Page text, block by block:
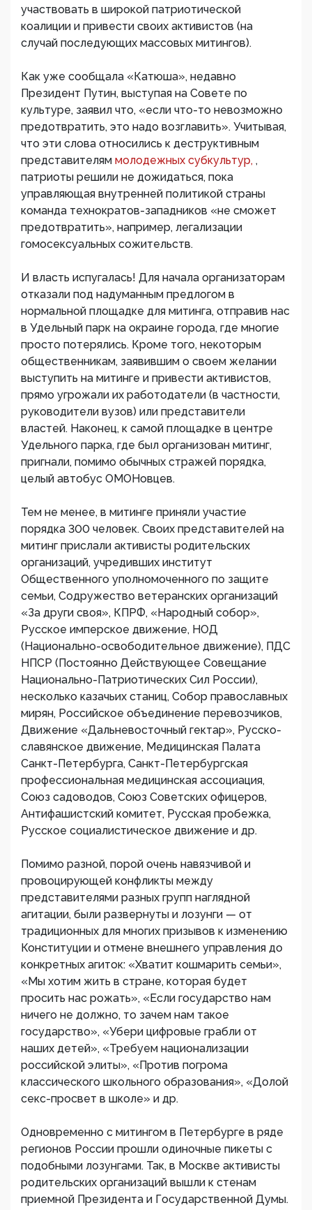
участвовать в широкой патриотической
коалиции и привести своих активистов (на
случай последующих массовых митингов).
Как уже сообщала «Катюша», недавно
Президент Путин, выступая на Совете по
культуре, заявил что, «если что-то невозможно
предотвратить, это надо возглавить». Учитывая,
что эти слова относились к деструктивным
представителям молодежных субкультур, ,
патриоты решили не дожидаться, пока
управляющая внутренней политикой страны
команда технократов-западников «не сможет
предотвратить», например, легализации
гомосексуальных сожительств.
И власть испугалась! Для начала организаторам
отказали под надуманным предлогом в
нормальной площадке для митинга, отправив нас
в Удельный парк на окраине города, где многие
просто потерялись. Кроме того, некоторым
общественникам, заявившим о своем желании
выступить на митинге и привести активистов,
прямо угрожали их работодатели (в частности,
руководители вузов) или представители
властей. Наконец, к самой площадке в центре
Удельного парка, где был организован митинг,
пригнали, помимо обычных стражей порядка,
целый автобус ОМОНовцев.
Тем не менее, в митинге приняли участие
порядка 300 человек. Своих представителей на
митинг прислали активисты родительских
организаций, учредивших институт
Общественного уполномоченного по защите
семьи, Содружество ветеранских организаций
«За други своя», КПРФ, «Народный собор»,
Русское имперское движение, НОД
(Национально-освободительное движение), ПДС
НПСР (Постоянно Действующее Совещание
Национально-Патриотических Сил России),
несколько казачьих станиц, Собор православных
мирян, Российское объединение перевозчиков,
Движение «Дальневосточный гектар», Русско-
славянское движение, Медицинская Палата
Санкт-Петербурга, Санкт-Петербургская
профессиональная медицинская ассоциация,
Союз садоводов, Союз Советских офицеров,
Антифашистский комитет, Русская пробежка,
Русское социалистическое движение и др.
Помимо разной, порой очень навязчивой и
провоцирующей конфликты между
представителями разных групп наглядной
агитации, были развернуты и лозунги — от
традиционных для многих призывов к изменению
Конституции и отмене внешнего управления до
конкретных агиток: «Хватит кошмарить семьи»,
«Мы хотим жить в стране, которая будет
просить нас рожать», «Если государство нам
ничего не должно, то зачем нам такое
государство», «Убери цифровые грабли от
наших детей», «Требуем национализации
российской элиты», «Против погрома
классического школьного образования», «Долой
секс-просвет в школе» и др.
Одновременно с митингом в Петербурге в ряде
регионов России прошли одиночные пикеты с
подобными лозунгами. Так, в Москве активисты
родительских организаций вышли к стенам
приемной Президента и Государственной Думы.